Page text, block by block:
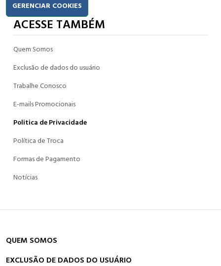
GERENCIAR COOKIES
ACESSE TAMBÉM
Quem Somos
Exclusão de dados do usuário
Trabalhe Conosco
E-mails Promocionais
Politica de Privacidade
Política de Troca
Formas de Pagamento
Notícias
QUEM SOMOS
EXCLUSÃO DE DADOS DO USUÁRIO